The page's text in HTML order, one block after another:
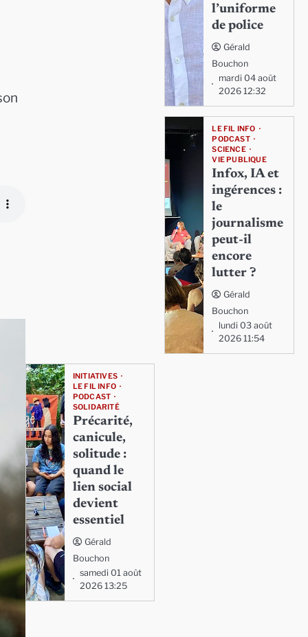
l’uniforme
de police
Gérald
Bouchon
mardi 04 août
2026 12:32
LE FIL INFO
PODCAST
SCIENCE
VIE PUBLIQUE
Infox, IA et
ingérences :
le
journalisme
peut-il
encore
lutter ?
Gérald
Bouchon
lundi 03 août
2026 11:54
INITIATIVES
LE FIL INFO
PODCAST
SOLIDARITÉ
Précarité,
canicule,
solitude :
quand le
lien social
devient
essentiel
Gérald
Bouchon
samedi 01 août
2026 13:25